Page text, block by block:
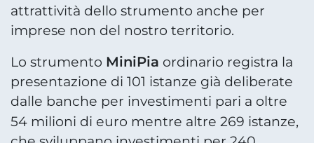
attrattività dello strumento anche per
imprese non del nostro territorio.
Lo strumento MiniPia ordinario registra la
presentazione di 101 istanze già deliberate
dalle banche per investimenti pari a oltre
54 milioni di euro mentre altre 269 istanze,